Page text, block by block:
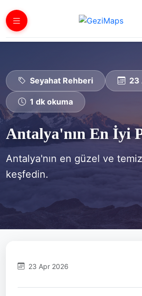
Seyahat Rehberi 23
1 dk okuma
Antalya'nın En İyi
Antalya'nın en güzel ve temiz
keşfedin.
23 Apr 2026